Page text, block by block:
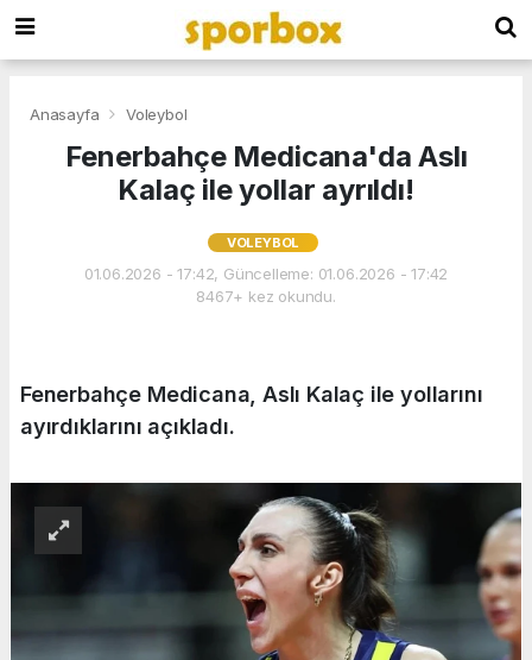
Anasayfa Voleybol
Fenerbahçe Medicana'da Aslı
Kalaç ile yollar ayrıldı!
VOLEYBOL
01.06.2026 - 17:42, Güncelleme: 01.06.2026 - 17:42
8467+ kez okundu.
Fenerbahçe Medicana, Aslı Kalaç ile yollarını
ayırdıklarını açıkladı.